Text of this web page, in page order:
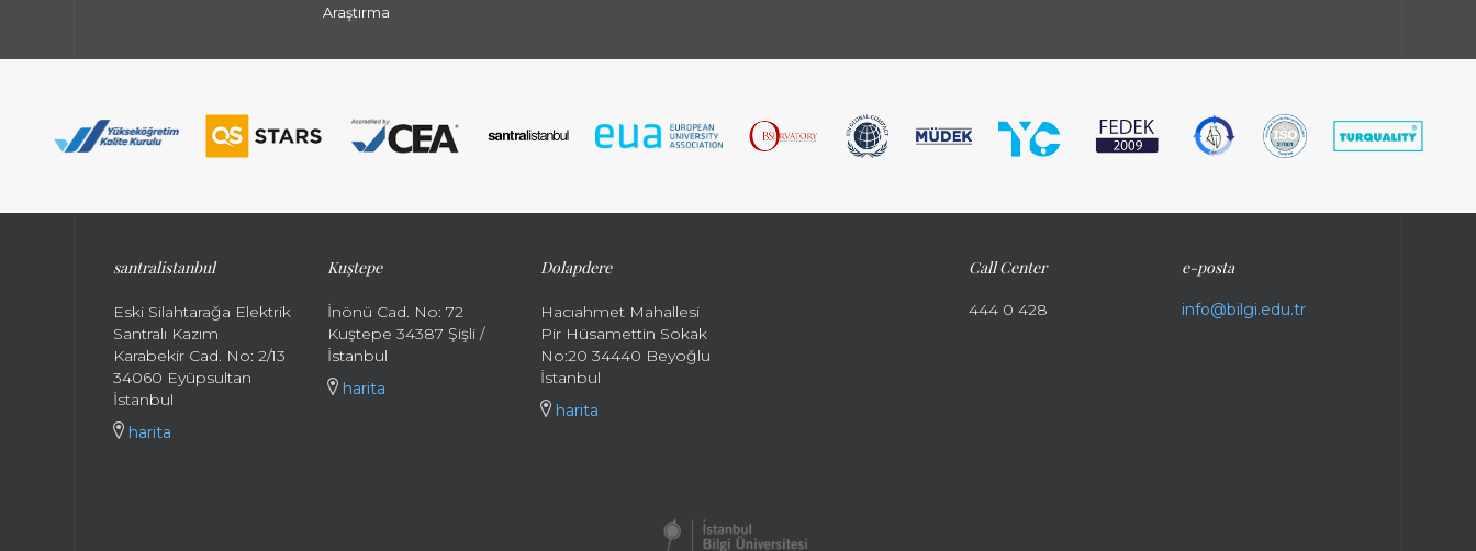
Araştırma
santralistanbul
Eski Silahtarağa Elektrik
Santralı Kazım
Karabekir Cad. No: 2/13
34060 Eyüpsultan
İstanbul
harita
Kuştepe
İnönü Cad. No: 72
Kuştepe 34387 Şişli /
İstanbul
harita
Dolapdere
Hacıahmet Mahallesi
Pir Hüsamettin Sokak
No:20 34440 Beyoğlu
İstanbul
harita
Call Center
444 0 428
e-posta
info@bilgi.edu.tr